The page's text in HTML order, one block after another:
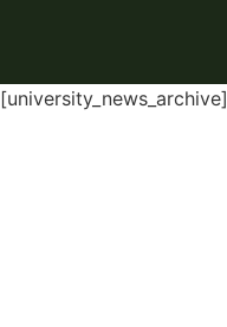
[university_news_archive]